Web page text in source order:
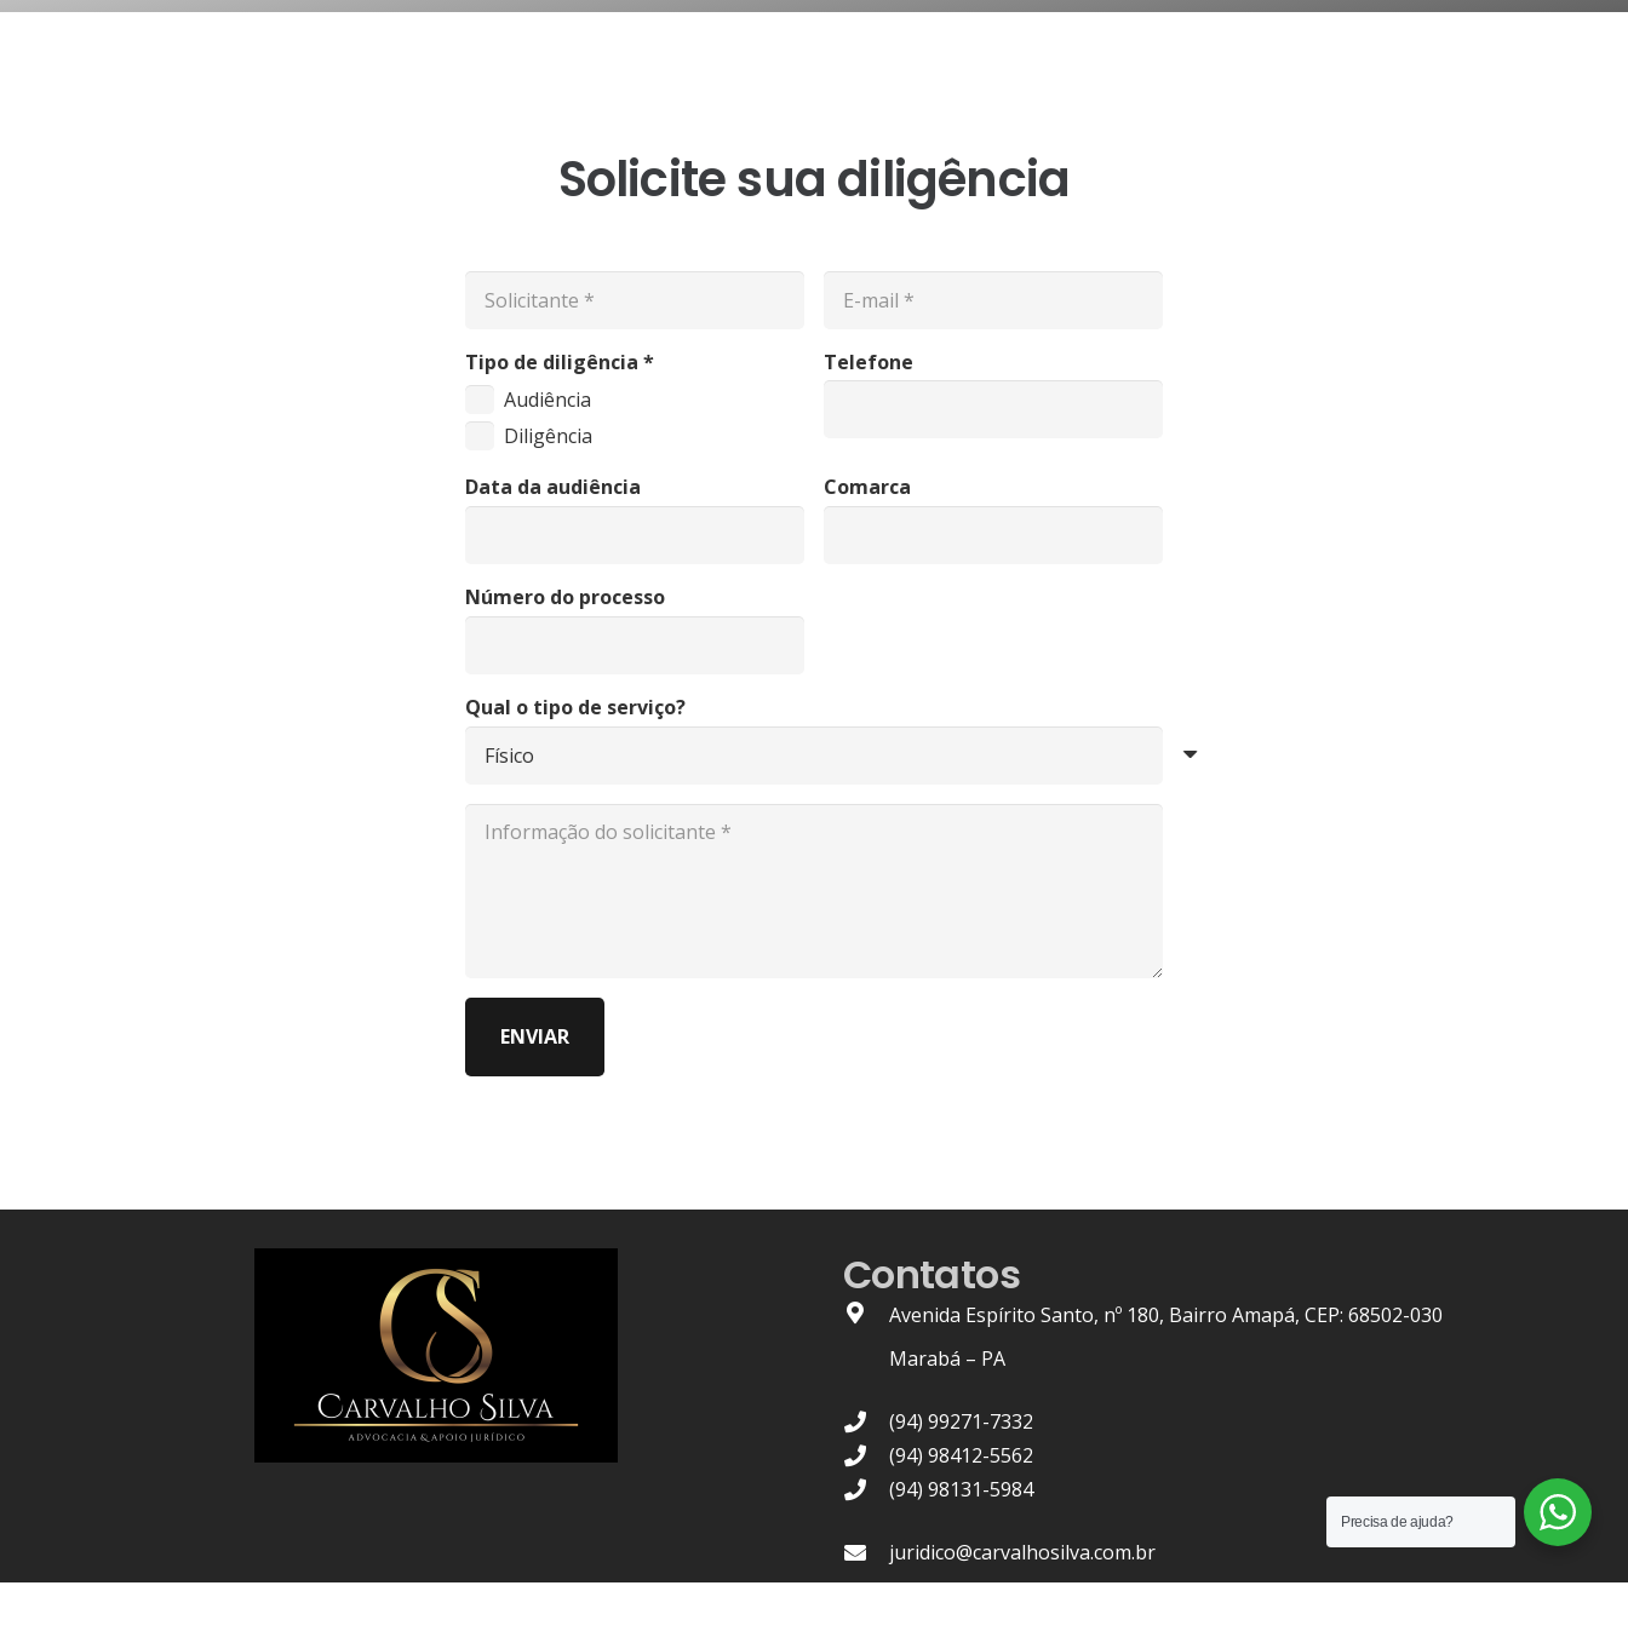
Solicite sua diligência
Tipo de diligência *
Audiência
Diligência
Telefone
Data da audiência Comarca
Número do processo
Qual o tipo de serviço?
ENVIAR
Contatos
Avenida Espírito Santo, nº 180, Bairro Amapá, CEP: 68502-030
Marabá – PA
(94) 99271-7332
(94) 98412-5562
(94) 98131-5984
juridico@carvalhosilva.com.br
Precisa de ajuda?